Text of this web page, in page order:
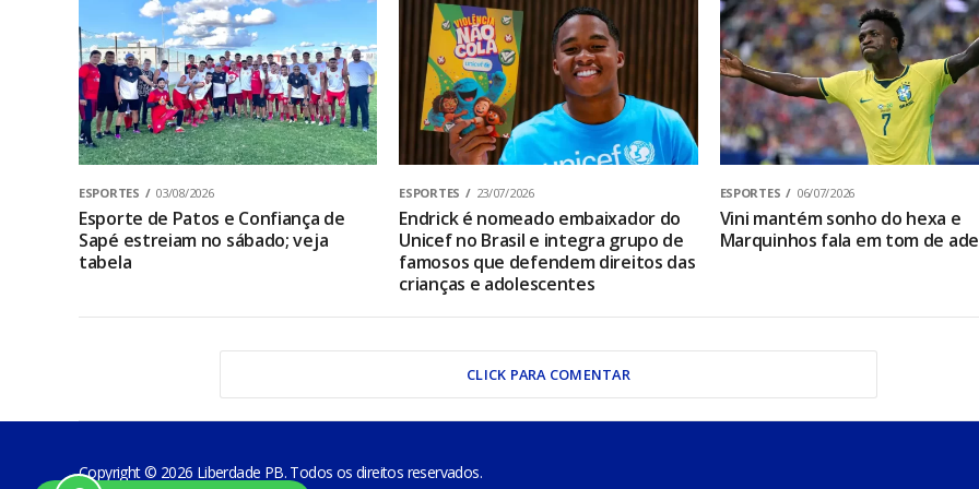
ESPORTES 03/08/2026
Esporte de Patos e Confiança de
Sapé estreiam no sábado; veja
tabela
ESPORTES 23/07/2026
Endrick é nomeado embaixador do
Unicef no Brasil e integra grupo de
famosos que defendem direitos das
crianças e adolescentes
ESPORTES 06/07/2026
Vini mantém sonho do hexa e
Marquinhos fala em tom de
CLICK PARA COMENTAR
Copyright © 2026 Liberdade PB. Todos os direitos reservados.